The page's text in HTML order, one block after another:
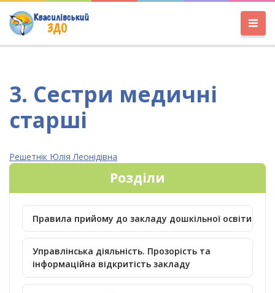
3. Сестри медичні
старші
Решетнік Юлія Леонідівна
Розділи
Правила прийому до закладу дошкільної освіти
Управлінська діяльність. Прозорість та
інформаційна відкритість закладу